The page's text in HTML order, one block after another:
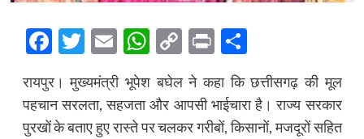
Facebook
Twitter
EmailWhatsApp
Copy
Link
PrintShare
रायपुर। मुख्यमंत्री भूपेश बघेल ने कहा कि छत्तीसगढ़ की मूल
पहचान सरलता, सहजता और आपसी भाईचारा है। राज्य सरकार
पुरखों के बताए हुए रास्ते पर चलकर गरीबों, किसानों, मजदूरों सहित